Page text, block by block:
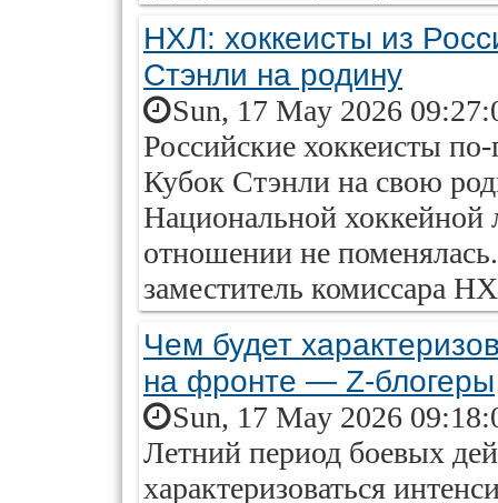
НХЛ: хоккеисты из
Стэнли на родину
Sun, 17 May 2026
Российские хоккеисты
Кубок Стэнли на свою
Национальной
отношении не
заместитель комиссара
Чем будет
на фронте — Z-блогеры
Sun, 17 May 2026
Летний период боевых
характеризоваться